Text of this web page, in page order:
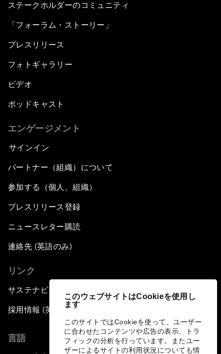
このウェブサイトはCookieを使用し
ます
このサイトではCookieを使って、ユーザー
に合わせたコンテンツや広告の表示、トラ
フィックの分析を行っています。またユー
ザーによるサイトの利用状況についても情
ステークホルダーのコミュニティ
「フォーラム・ストーリー」
プレスリリース
フォトギャラリー
ビデオ
ポッドキャスト
エンゲージメント
サインイン
パートナー（組織）について
参加する（個人、組織）
プレスリリース登録
ニュースレター購読
連絡先 (英語のみ)
リンク
サステナビリティへの取り組み
採用情報 (英語のみ)
言語